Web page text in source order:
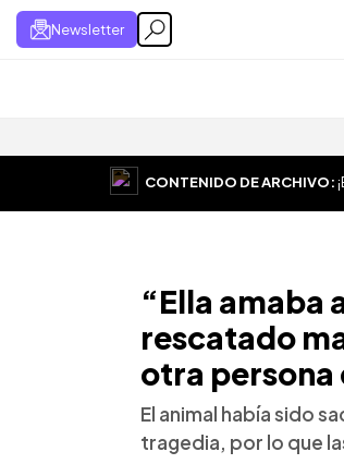
Newsletter
CONTENIDO DE ARCHIVO:
“Ella amaba
rescatado
otra persona
El animal había sido
tragedia, por lo que